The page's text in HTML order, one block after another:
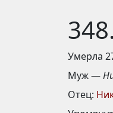
Умерла
Муж —
Отец: